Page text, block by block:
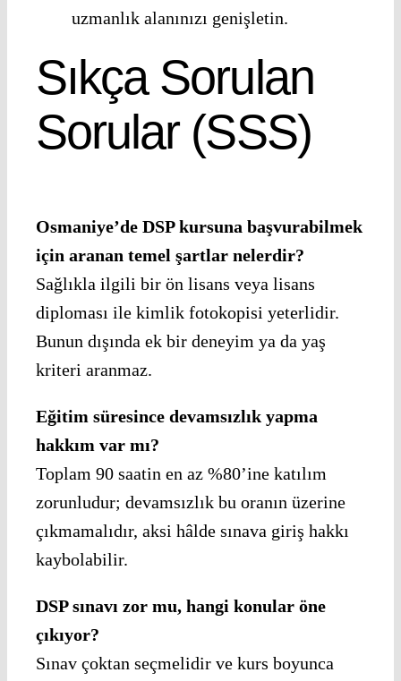
uzmanlık alanınızı genişletin.
Sıkça Sorulan
Sorular (SSS)
Osmaniye’de DSP kursuna başvurabilmek
için aranan temel şartlar nelerdir?
Sağlıkla ilgili bir ön lisans veya lisans
diploması ile kimlik fotokopisi yeterlidir.
Bunun dışında ek bir deneyim ya da yaş
kriteri aranmaz.
Eğitim süresince devamsızlık yapma
hakkım var mı?
Toplam 90 saatin en az %80’ine katılım
zorunludur; devamsızlık bu oranın üzerine
çıkmamalıdır, aksi hâlde sınava giriş hakkı
kaybolabilir.
DSP sınavı zor mu, hangi konular öne
çıkıyor?
Sınav çoktan seçmelidir ve kurs boyunca